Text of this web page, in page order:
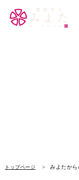
トップページ みよたか